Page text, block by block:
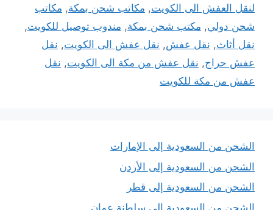
لنقل العفش الى الكويت, مكاتب شحن بمكة, مكاتب
شحن دولي, مكتب شحن بمكة, مندوب توصيل للكويت,
نقل أثاث, نقل عفش, نقل عفش الى الكويت, نقل
عفش حراج, نقل عفش من مكة الى الكويت, نقل
عفش من مكة للكويت
الشحن من السعودية إلى الإمارات
الشحن من السعودية إلى الأردن
الشحن من السعودية إلى قطر
الشحن من السعودية إلى سلطنة عمان